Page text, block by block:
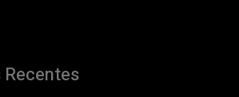
Recentes